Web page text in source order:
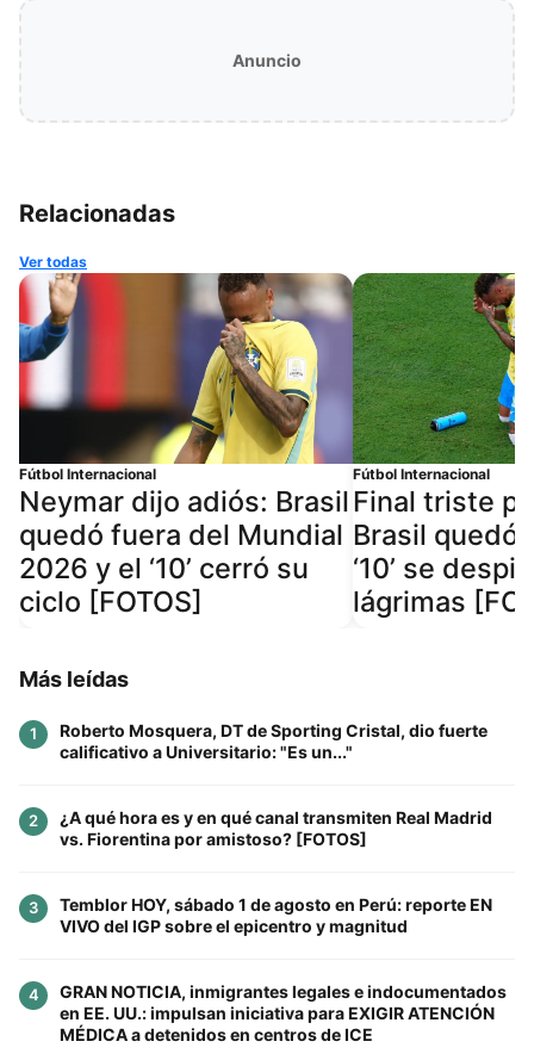
Anuncio
Relacionadas
Ver todas
Fútbol Internacional
Neymar dijo adiós: Brasil
quedó fuera del Mundial
2026 y el ‘10’ cerró su
ciclo [FOTOS]
Fútbol Internacional
Final triste
Brasil quedó
‘10’ se
lágrimas
Más leídas
1
Roberto Mosquera, DT de Sporting Cristal, dio fuerte
calificativo a Universitario: "Es un..."
2
¿A qué hora es y en qué canal transmiten Real Madrid
vs. Fiorentina por amistoso? [FOTOS]
3
Temblor HOY, sábado 1 de agosto en Perú: reporte EN
VIVO del IGP sobre el epicentro y magnitud
4
GRAN NOTICIA, inmigrantes legales e indocumentados
en EE. UU.: impulsan iniciativa para EXIGIR ATENCIÓN
MÉDICA a detenidos en centros de ICE